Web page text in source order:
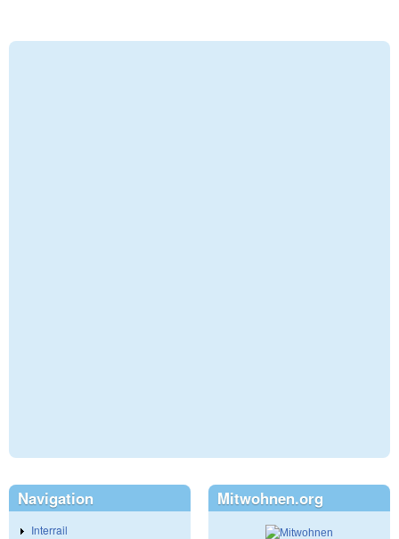
Navigation
Interrail
Mitwohnen.org